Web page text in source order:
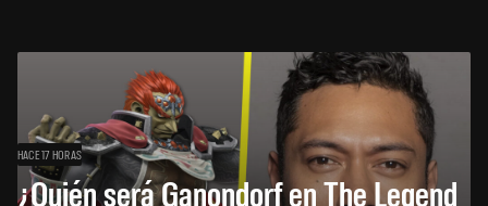
HACE 17 HORAS
¿Quién será Ganondorf en The Legend